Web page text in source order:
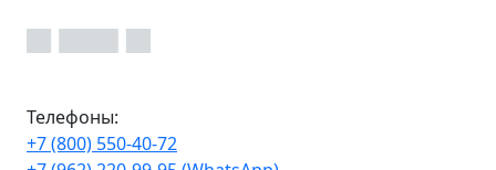
Телефоны:
+7 (800) 550-40-72